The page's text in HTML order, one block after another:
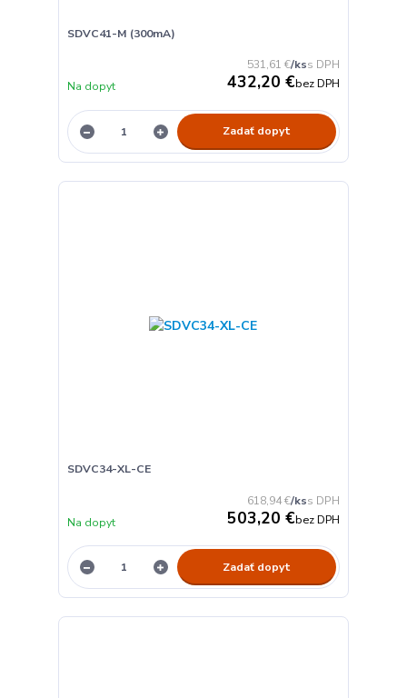
SDVC41-M (300mA)
531,61 €/ks
432,20 €bez DPH
Na dopyt
Zadať dopyt
SDVC34-XL-CE
618,94 €/ks
503,20 €bez DPH
Na dopyt
Zadať dopyt